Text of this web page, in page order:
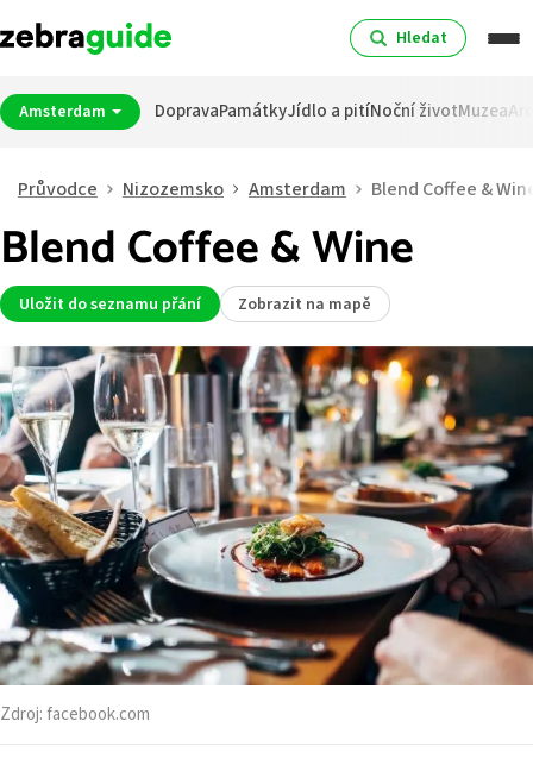
Hledat
Amsterdam DopravaPamátkyJídlo a pitíNoční životMuzea
Průvodce Nizozemsko Amsterdam Blend Coffee &
Blend Coffee & Wine
Uložit do seznamu přání Zobrazit na mapě
Zdroj:facebook.com